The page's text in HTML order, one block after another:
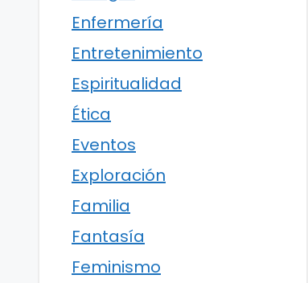
Enfermería
Entretenimiento
Espiritualidad
Ética
Eventos
Exploración
Familia
Fantasía
Feminismo